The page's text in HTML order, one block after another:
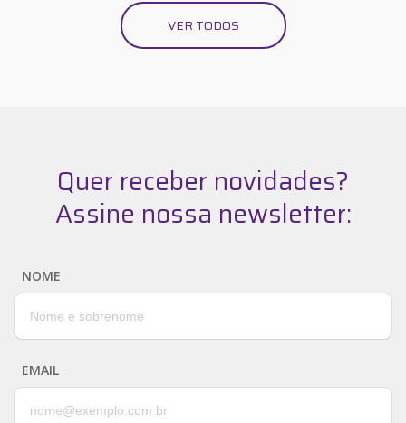
VER TODOS
Quer receber novidades?
Assine nossa newsletter:
NOME
EMAIL